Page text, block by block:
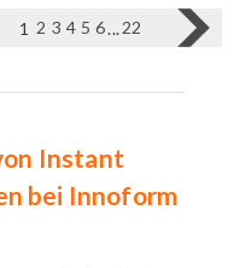
1 2 3 4 5 6...22
Instant
bei Innoform